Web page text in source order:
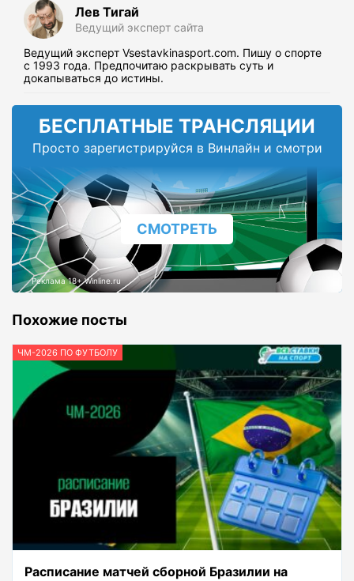
Лев Тигай
Ведущий эксперт сайта
Ведущий эксперт Vsestavkinasport.com. Пишу о спорте
с 1993 года. Предпочитаю раскрывать суть и
докапываться до истины.
БЕСПЛАТНЫЕ ТРАНСЛЯЦИИ
Просто зарегистрируйся в Винлайн и смотри
СМОТРЕТЬ
Реклама 18+ Winline.ru
Похожие посты
ЧМ-2026 ПО ФУТБОЛУ
Расписание матчей сборной Бразилии на